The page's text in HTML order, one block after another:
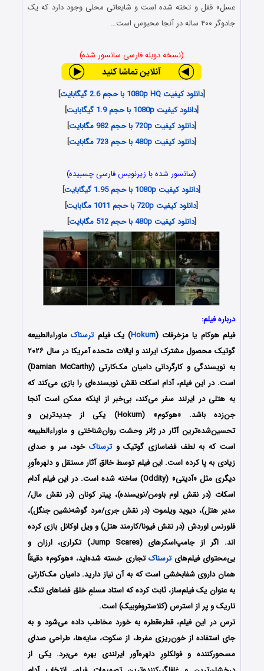
عسل» قفل و تخته شده است و شایعاتی محلی وجود دارد که یک
جادوگر ۴۰۰ ساله در آنجا محبوس است…
(نسخه دوبله فارسی سانسور شده)
[دانلود کیفیت 1080p HQ با حجم 2.6 گیگابایت
]
[دانلود کیفیت 1080p با حجم 1.9 گیگابایت
]
[دانلود کیفیت 720p با حجم 982 مگابایت
]
[دانلود کیفیت 480p با حجم 723 مگابایت ]
(سانسور شده با زیرنویس فارسی چسبیده)
[دانلود کیفیت 1080p با حجم 1.95 گیگابایت
]
[دانلود کیفیت 720p با حجم 1011 مگابایت
]
[دانلود کیفیت 480p با حجم 512 مگابایت ]
درباره فیلم:
فیلم هوکام یا مزخرفات (Hokum) یک فیلمترسناکماوراءالطبیعه
گوتیک محصول مشترک ایرلند و ایالات متحده آمریکا در سال ۲۰۲۶
به نویسندگی و کارگردانی دامیان مک‌کارتی (Damian McCarthy)
است. در این فیلم، آدام اسکات نقش نویسنده‌ای را بازی می‌کند که
به هتلی در ایرلند سفر می‌کند، بی‌خبر از اینکه ممکن است آنجا
جن‌زده باشد. «هوکوم» (Hokum) یکی از جدیدترین و
تحسین‌شده‌ترین آثار در ژانر وحشت روان‌شناختی و ماوراءالطبیعه
است که به لطف فضاسازی گوتیک وترسناک خود، سر و صدای
زیادی به پا کرده است. این فیلم توسط خالق آثار مستقل و دلهره‌آورِ
دیگری مثل «آدیتی» (Oddity) ساخته شده است. در این فیلم آدام
اسکات (در نقش اوم باومن/نویسنده)، پیتر کونان (در نقش مال/
مدیر هتل)، دیوید ویلموت (در نقش جری/مرد گوشه‌نشین جنگل)،
فلورنس اوردش (در نقش فیونا/کارمند هتل) و ویل اوکانل بازی کرده
اند. اگر از جامپ‌اسکرهای (Jump Scares) تکراری، ارزان و
بی‌محتوای فیلم‌هایترسناکتجاری خسته شده‌اید، «هوکوم» دقیقاً
همان داروی شفابخشی است که به آن نیاز دارید. دامیان مک‌کارتی
به عنوان یک فیلم‌ساز، ثابت کرده که استاد مسلمِ خلق فضاهای تنگ،
تاریک و پر از استرس (کلاستروفوبیک) است.
ترس در این فیلم، قطره‌قطره به خورد مخاطب داده می‌شود و به
جای استفاده از خون‌ریزی مفرط، از سکوت، سایه‌ها، طراحی صدای
مسحورکننده و فولکلورِ دلهره‌آور ایرلندی بهره می‌برد. یکی از